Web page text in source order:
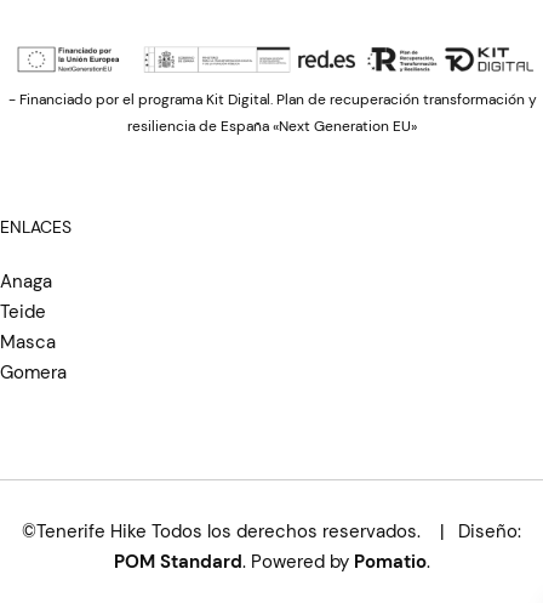
- Financiado por el programa Kit Digital. Plan de recuperación transformación y
resiliencia de España «Next Generation EU»
ENLACES
Anaga
Teide
Masca
Gomera
©Tenerife Hike Todos los derechos reservados. | Diseño:
POM Standard. Powered by Pomatio.